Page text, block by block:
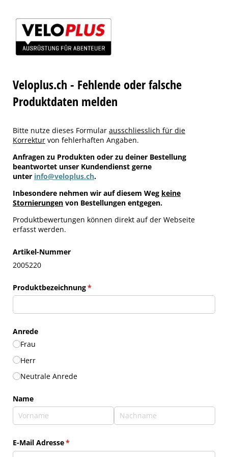
Veloplus.ch - Fehlende oder falsche
Produktdaten melden
Bitte nutze dieses Formular ausschliesslich für die
Korrektur von fehlerhaften Angaben.
Anfragen zu Produkten oder zu deiner Bestellung
beantwortet unser Kundendienst gerne
unter info@veloplus.ch.
Inbesondere nehmen wir auf diesem Weg keine
Stornierungen von Bestellungen entgegen.
Produktbewertungen können direkt auf der Webseite
erfasst werden.
Artikel-Nummer
2005220
Produktbezeichnung*
(erforderlich)
Anrede
Frau
Herr
Neutrale Anrede
Name
E-Mail Adresse*
(erforderlich)